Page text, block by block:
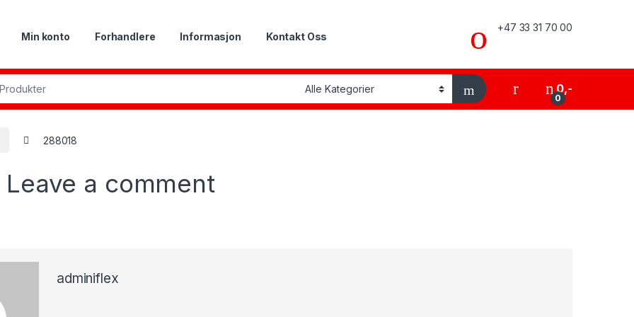
Min konto Forhandlere Informasjon Kontakt Oss
+47 33 31 70 00
My Account
0
0,-
288018
Leave a comment
adminiflex